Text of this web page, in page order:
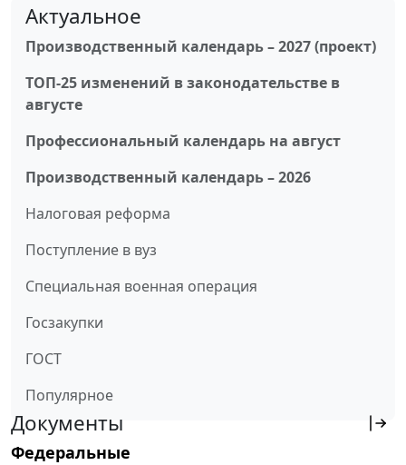
Актуальное
Производственный календарь – 2027 (проект)
ТОП-25 изменений в законодательстве в
августе
Профессиональный календарь на август
Производственный календарь – 2026
Налоговая реформа
Поступление в вуз
Специальная военная операция
Госзакупки
ГОСТ
Популярное
Документы
Федеральные